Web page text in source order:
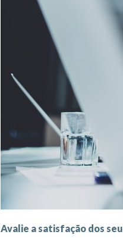
Avalie a satisfação dos